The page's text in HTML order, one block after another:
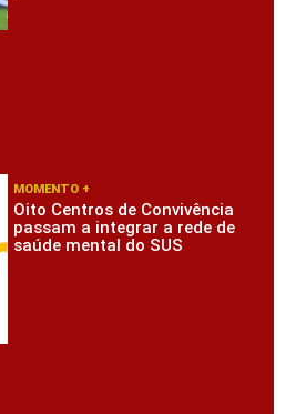
MOMENTO +
Oito Centros de Convivência
passam a integrar a rede de
saúde mental do SUS